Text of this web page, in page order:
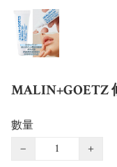
MALIN+GOETZ
數量
−
+